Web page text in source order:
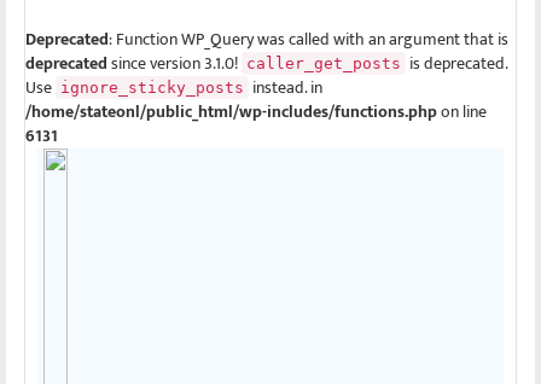
Deprecated: Function WP_Query was called with an argument that is
deprecatedsince version 3.1.0! caller_get_posts is deprecated.
Use ignore_sticky_posts instead. in
/home/stateonl/public_html/wp-includes/functions.phpon line
6131